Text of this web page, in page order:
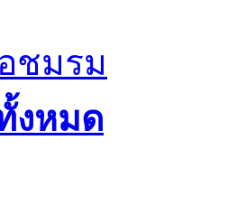
ชมรม
งหมด